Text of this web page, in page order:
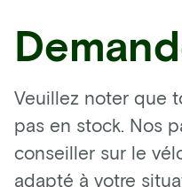
Veuillez noter que
pas en stock. Nos
conseiller sur le
adapté à votre